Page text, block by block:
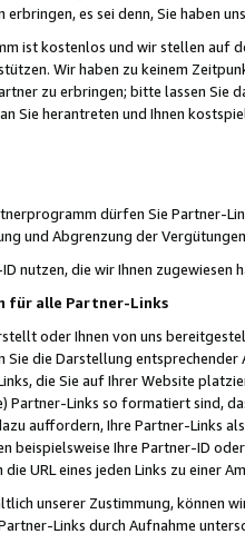
es sei denn, Sie haben
ist kostenlos und wir stellen auf
Wir haben zu keinem
zu erbringen; bitte lassen Sie
Sie herantreten und Ihnen
dürfen Sie Partner-
und Abgrenzung der
nutzen, die wir Ihnen zugewiesen
für alle Partner-Links
oder Ihnen von uns
Sie die Darstellung
die Sie auf Ihrer Website
Partner-Links so formatiert sind,
auffordern, Ihre Partner-Links
beispielsweise Ihre Partner-ID
URL eines jeden Links zu einer
unserer Zustimmung, können
Links durch Aufnahme